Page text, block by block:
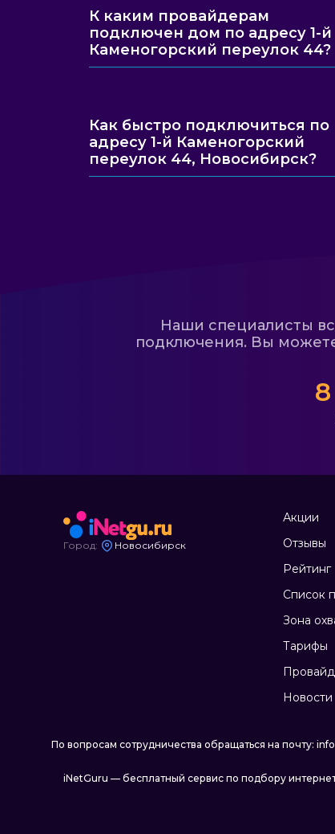
К каким провайдерам
подключен дом по адресу 1-й
Каменогорский переулок 44?
Как быстро подключиться по
адресу 1-й Каменогорский
переулок 44, Новосибирск?
Наши специалисты
подключения. Вы
Город: Новосибирск
Акции
Отзывы
Рейтинг
Список
Зона
Тарифы
Новости
По вопросам сотрудничества обращаться на почту:
iNetGuru — бесплатный сервис по подбору